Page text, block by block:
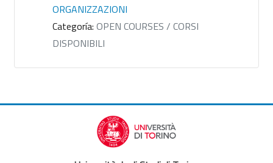
ORGANIZZAZIONI
Categoría: OPEN COURSES / CORSI
DISPONIBILI